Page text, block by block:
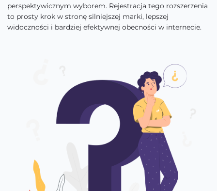
perspektywicznym wyborem. Rejestracja tego rozszerzenia
to prosty krok w stronę silniejszej marki, lepszej
widoczności i bardziej efektywnej obecności w internecie.